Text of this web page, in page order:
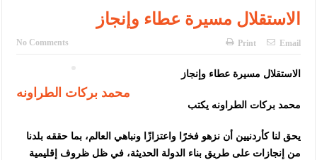
الاستقلال مسيرة عطاء وإنجاز
No Comments Print Email
محمد بركات الطراونه
الاستقلال مسيرة عطاء وإنجاز
محمد بركات الطراونه يكتب
يحق لنا كأردنيين أن نزهو فخرًا واعتزازًا ونباهي العالم، بما حققه بلدنا
من إنجازات على طريق بناء الدولة الحديثة، في ظل ظروف إقليمية